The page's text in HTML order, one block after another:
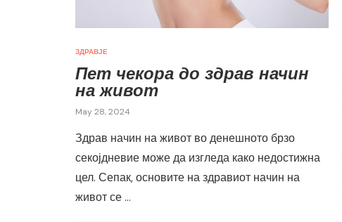
ЗДРАВЈЕ
Пет чекора до здрав начин
на живот
May 28, 2024
Здрав начин на живот во денешното брзо
секојдневие може да изгледа како недостижна
цел. Сепак, основите на здравиот начин на
живот се …